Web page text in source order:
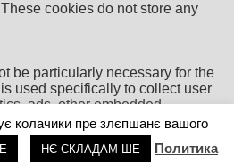
колачики пре злєпшанє вашого
НЄ СКЛАДАМ ШЕ Политика
cookies do not store any
be particularly necessary for the
used specifically to collect user
ads, other embedded
necessary cookies. It is
consent prior to running these